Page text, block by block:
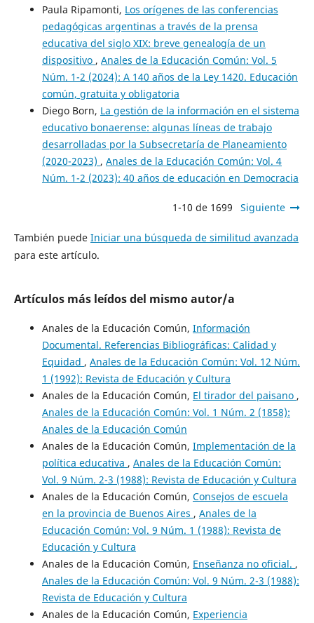
Paula Ripamonti, Los orígenes de las conferencias
pedagógicas argentinas a través de la prensa
educativa del siglo XIX: breve genealogía de un
dispositivo , Anales de la Educación Común: Vol. 5
Núm. 1-2 (2024): A 140 años de la Ley 1420. Educación
común, gratuita y obligatoria
Diego Born, La gestión de la información en el sistema
educativo bonaerense: algunas líneas de trabajo
desarrolladas por la Subsecretaría de Planeamiento
(2020-2023) , Anales de la Educación Común: Vol. 4
Núm. 1-2 (2023): 40 años de educación en Democracia
1-10 de 1699 Siguiente
También puede Iniciar una búsqueda de similitud avanzada
para este artículo.
Artículos más leídos del mismo autor/a
Anales de la Educación Común, Información
Documental. Referencias Bibliográficas: Calidad y
Equidad , Anales de la Educación Común: Vol. 12 Núm.
1 (1992): Revista de Educación y Cultura
Anales de la Educación Común, El tirador del paisano ,
Anales de la Educación Común: Vol. 1 Núm. 2 (1858):
Anales de la Educación Común
Anales de la Educación Común, Implementación de la
política educativa , Anales de la Educación Común:
Vol. 9 Núm. 2-3 (1988): Revista de Educación y Cultura
Anales de la Educación Común, Consejos de escuela
en la provincia de Buenos Aires , Anales de la
Educación Común: Vol. 9 Núm. 1 (1988): Revista de
Educación y Cultura
Anales de la Educación Común, Enseñanza no oficial. ,
Anales de la Educación Común: Vol. 9 Núm. 2-3 (1988):
Revista de Educación y Cultura
Anales de la Educación Común, Experiencia